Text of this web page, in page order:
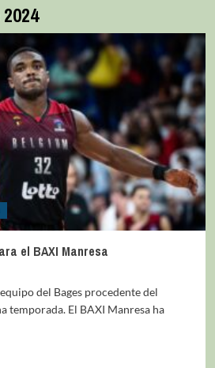
el BAXI Manresa
del Bages procedente del
temporada. El BAXI Manresa ha